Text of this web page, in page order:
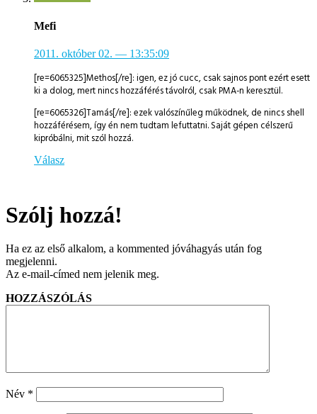
Mefi
2011. október 02. — 13:35:09
[re=6065325]Methos[/re]: igen, ez jó cucc, csak sajnos pont ezért esett
ki a dolog, mert nincs hozzáférés távolról, csak PMA-n keresztül.
[re=6065326]Tamás[/re]: ezek valószínűleg működnek, de nincs shell
hozzáférésem, így én nem tudtam lefuttatni. Saját gépen célszerű
kipróbálni, mit szól hozzá.
Válasz
Szólj hozzá!
Ha ez az első alkalom, a kommented jóváhagyás után fog
megjelenni.
Az e-mail-címed nem jelenik meg.
HOZZÁSZÓLÁS
Név *